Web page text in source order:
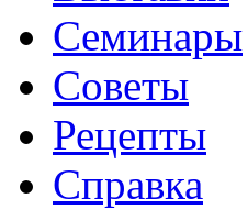
Семинары
Советы
Рецепты
Справка